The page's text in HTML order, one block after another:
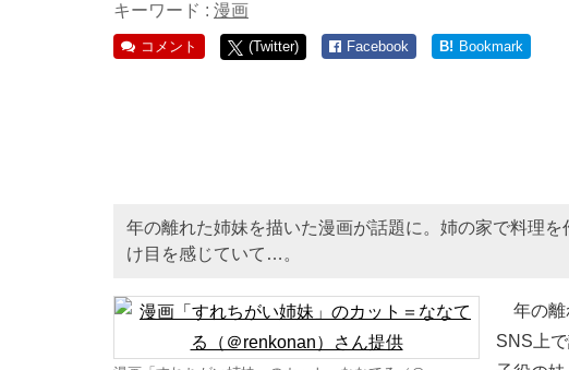
キーワード : 漫画
コメント (Twitter) Facebook B! Bookmark
年の離れた姉妹を描いた漫画が話題に。姉の家で料理
け目を感じていて…。
年の離
SNS上